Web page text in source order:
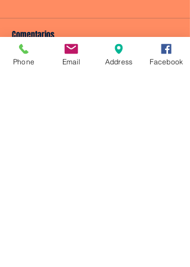
Comentarios
Phone Email Address Facebook